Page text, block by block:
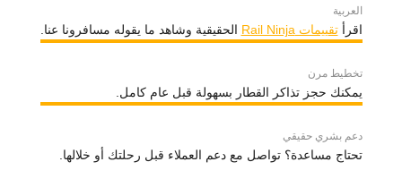
العربية
اقرأتقييمات Rail Ninja الحقيقية وشاهد ما يقوله مسافرونا عنا.
تخطيط مرن
يمكنك حجز تذاكر القطار بسهولة قبل عام كامل.
دعم بشري حقيقي
تحتاج مساعدة؟ تواصل مع دعم العملاء قبل رحلتك أو خلالها.